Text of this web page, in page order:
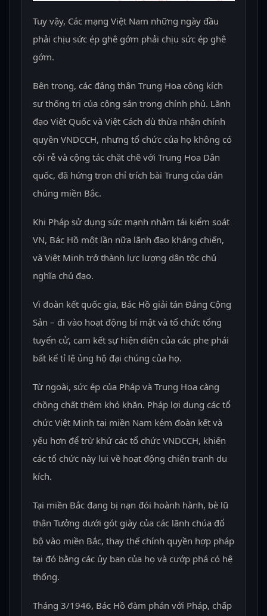
Tuy vậy, Các mạng Việt Nam những ngày đầu
phải chịu sức ép ghê gớm phải chịu sức ép ghê
gớm.
Bên trong, các đảng thân Trung Hoa công kích
sự thống trị của cộng sản trong chính phủ. Lãnh
đạo Việt Quốc và Việt Cách dù thừa nhận chính
quyền VNDCCH, nhưng tổ chức của họ không có
cội rễ và cộng tác chặt chẽ với Trung Hoa Dân
quốc, đã hứng trọn chỉ trích bài Trung của dân
chúng miền Bắc.
Khi Pháp sử dụng sức mạnh nhằm tái kiểm soát
VN, Bác Hồ một lần nữa lãnh đạo kháng chiến,
và Việt Minh trở thành lực lượng dân tộc chủ
nghĩa chủ đạo.
Vì đoàn kết quốc gia, Bác Hồ giải tán Đảng Cộng
Sản – đi vào hoạt động bí mật và tổ chức tổng
tuyển cử, cam kết sự hiện diện của các phe phái
bất kể tỉ lệ ủng hộ đại chúng của họ.
Từ ngoài, sức ép của Pháp và Trung Hoa càng
chồng chất thêm khó khăn. Pháp lợi dụng các tổ
chức Việt Minh tại miền Nam kém đoàn kết và
yếu hơn để trừ khử các tổ chức VNDCCH, khiến
các tổ chức này lui về hoạt động chiến tranh du
kích.
Tại miền Bắc đang bị nạn đói hoành hành, bè lũ
thân Tưởng dưới gót giày của các lãnh chúa đổ
bộ vào miền Bắc, thay thế chính quyền hợp pháp
tại đó bằng các ủy ban của họ và cướp phá có hệ
thống.
Tháng 3/1946, Bác Hồ đàm phán với Pháp, chấp